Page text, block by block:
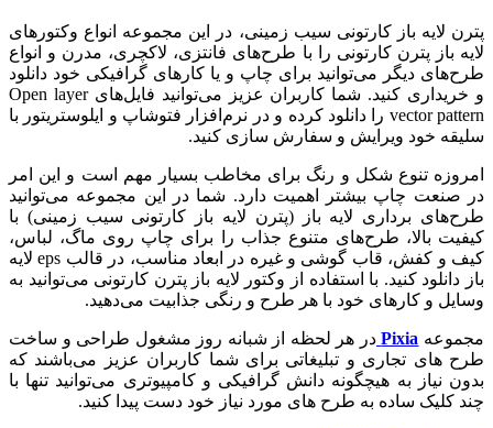
پترن لایه باز کارتونی سیب زمینی، در این مجموعه انواع وکتورهای
لایه باز پترن کارتونی را با طرح‌های فانتزی، لاکچری، مدرن و انواع
طرح‌های دیگر می‌توانید برای چاپ و یا کارهای گرافیکی خود دانلود
و خریداری کنید. شما کاربران عزیز می‌توانید فایل‌های Open layer
vector pattern را دانلود کرده و در نرم‌افزار فتوشاپ و ایلوستریتور با
سلیقه خود ویرایش و سفارش سازی کنید.
امروزه تنوع شکل و رنگ برای مخاطب بسیار مهم است و این امر
در صنعت چاپ بیشتر اهمیت دارد. شما در این مجموعه می‌توانید
طرح‌های برداری لایه باز (پترن لایه باز کارتونی سیب زمینی) با
کیفیت بالا، طرح‌های متنوع جذاب را برای چاپ روی ماگ، لباس،
کیف و کفش، قاب گوشی و غیره در ابعاد مناسب، در قالب eps لایه
باز دانلود کنید. با استفاده از وکتور لایه باز پترن کارتونی می‌توانید به
وسایل و کارهای خود با هر طرح و رنگی جذابیت می‌دهید.
مجموعه Pixia در هر لحظه از شبانه روز مشغول طراحی و ساخت
طرح های تجاری و تبلیغاتی برای شما کاربران عزیز می‌باشند که
بدون نیاز به هیچگونه دانش گرافیکی و کامپیوتری می‌توانید تنها با
چند کلیک ساده به طرح های مورد نیاز خود دست پیدا کنید.